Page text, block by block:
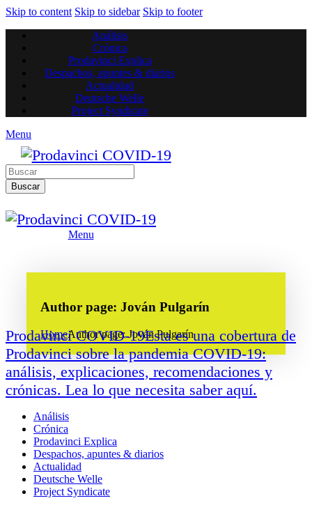
Skip to content Skip to sidebar Skip to footer
Análisis
Crónica
Prodavinci Explica
Despachos, apuntes & diarios
Actualidad
Deutsche Welle
Project Syndicate
Menu
Buscar
Menu
Author page: Jován Pulgarín
HomeAuthor page: Jován Pulgarín
Prodavinci COVID-19Esta es una cobertura de
Prodavinci sobre la pandemia COVID-19:
análisis, explicaciones, recomendaciones y
crónicas. Lea lo que necesita saber aquí.
Análisis
Crónica
Prodavinci Explica
Despachos, apuntes & diarios
Actualidad
Deutsche Welle
Project Syndicate